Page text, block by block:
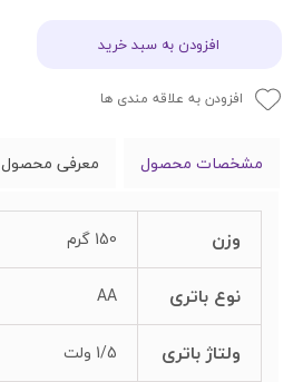
افزودن به سبد خرید
افزودن به علاقه مندی ها
مشخصات محصول معرفی محصول
وزن 150 گرم
نوع باتری AA
ولتاژ باتری 1/5 ولت